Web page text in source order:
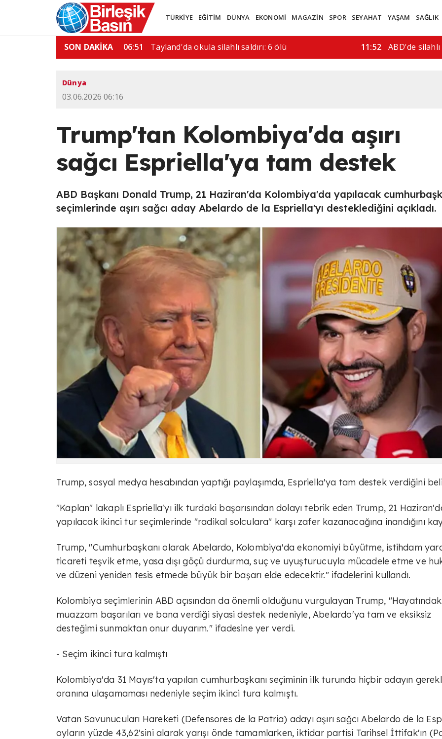
TÜRKİYE EĞİTİM DÜNYA EKONOMİ MAGAZİN SPOR SEYAHAT YAŞAM SAĞLIK
SON DAKİKA 08:52 "İran'a askeri saldırı hala bir… 08:41 İran ile
Dünya
03.06.2026 06:16
Trump'tan Kolombiya'da aşırı
sağcı Espriella'ya tam destek
ABD Başkanı Donald Trump, 21 Haziran'da Kolombiya'da yapılacak
seçimlerinde aşırı sağcı aday Abelardo de la Espriella'yı desteklediğini açıkladı.
Trump, sosyal medya hesabından yaptığı paylaşımda, Espriella'ya tam destek verdiğini
"Kaplan" lakaplı Espriella'yı ilk turdaki başarısından dolayı tebrik eden Trump, 21
yapılacak ikinci tur seçimlerinde "radikal solculara" karşı zafer kazanacağına inandığını
Trump, "Cumhurbaşkanı olarak Abelardo, Kolombiya'da ekonomiyi büyütme, istihdam
ticareti teşvik etme, yasa dışı göçü durdurma, suç ve uyuşturucuyla mücadele etme ve
ve düzeni yeniden tesis etmede büyük bir başarı elde edecektir." ifadelerini kullandı.
Kolombiya seçimlerinin ABD açısından da önemli olduğunu vurgulayan Trump,
muazzam başarıları ve bana verdiği siyasi destek nedeniyle, Abelardo'ya tam ve eksiksiz
desteğimi sunmaktan onur duyarım." ifadesine yer verdi.
- Seçim ikinci tura kalmıştı
Kolombiya'da 31 Mayıs'ta yapılan cumhurbaşkanı seçiminin ilk turunda hiçbir adayın
oranına ulaşamaması nedeniyle seçim ikinci tura kalmıştı.
Vatan Savunucuları Hareketi (Defensores de la Patria) adayı aşırı sağcı Abelardo de la
oyların yüzde 43,62'sini alarak yarışı önde tamamlarken, iktidar partisi Tarihsel İttifak'ın